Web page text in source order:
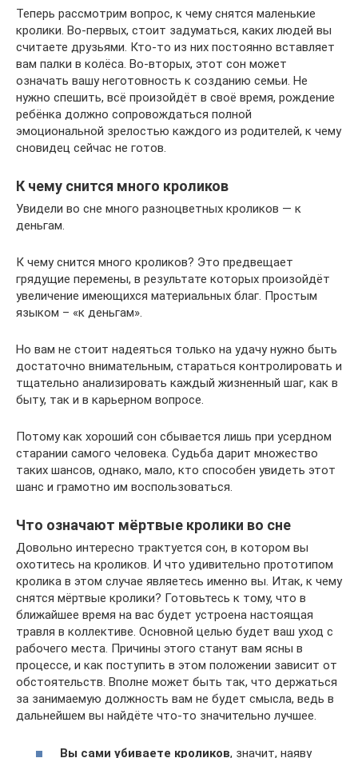
Теперь рассмотрим вопрос, к чему снятся маленькие
кролики. Во-первых, стоит задуматься, каких людей вы
считаете друзьями. Кто-то из них постоянно вставляет
вам палки в колёса. Во-вторых, этот сон может
означать вашу неготовность к созданию семьи. Не
нужно спешить, всё произойдёт в своё время, рождение
ребёнка должно сопровождаться полной
эмоциональной зрелостью каждого из родителей, к чему
сновидец сейчас не готов.
К чему снится много кроликов
Увидели во сне много разноцветных кроликов — к
деньгам.
К чему снится много кроликов? Это предвещает
грядущие перемены, в результате которых произойдёт
увеличение имеющихся материальных благ. Простым
языком – «к деньгам».
Но вам не стоит надеяться только на удачу нужно быть
достаточно внимательным, стараться контролировать и
тщательно анализировать каждый жизненный шаг, как в
быту, так и в карьерном вопросе.
Потому как хороший сон сбывается лишь при усердном
старании самого человека. Судьба дарит множество
таких шансов, однако, мало, кто способен увидеть этот
шанс и грамотно им воспользоваться.
Что означают мёртвые кролики во сне
Довольно интересно трактуется сон, в котором вы
охотитесь на кроликов. И что удивительно прототипом
кролика в этом случае являетесь именно вы. Итак, к чему
снятся мёртвые кролики? Готовьтесь к тому, что в
ближайшее время на вас будет устроена настоящая
травля в коллективе. Основной целью будет ваш уход с
рабочего места. Причины этого станут вам ясны в
процессе, и как поступить в этом положении зависит от
обстоятельств. Вполне может быть так, что держаться
за занимаемую должность вам не будет смысла, ведь в
дальнейшем вы найдёте что-то значительно лучшее.
Вы сами убиваете кроликов, значит, наяву